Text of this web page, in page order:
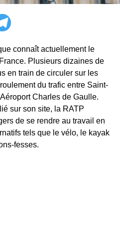
connaît actuellement le
Plusieurs dizaines de
en train de circuler sur les
du trafic entre Saint-
Charles de Gaulle.
sur son site, la RATP
de se rendre au travail en
tels que le vélo, le kayak
fesses.